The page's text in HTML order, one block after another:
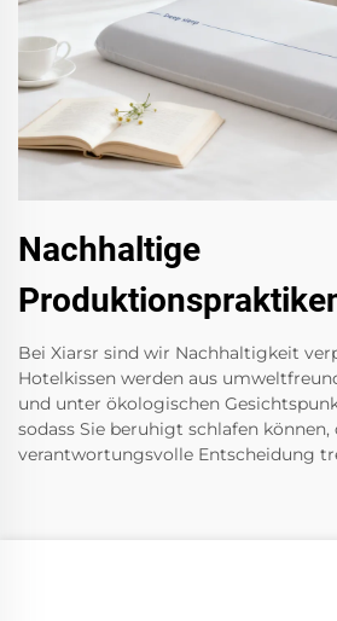
Nachhaltige
Bei Xiarsr sind wir Nachhaltigkeit
Hotelkissen werden aus
und unter ökologischen
sodass Sie beruhigt schlafen können,
verantwortungsvolle Entscheidung